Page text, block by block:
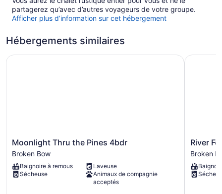
partagerez qu’avec d’autres voyageurs de votre groupe.
Afficher plus d’information sur cet hébergement
Hébergements similaires
Moonlight
Thru
the
Pines
4bdr
Moonlight Thru the Pines 4bdr
Broken Bow
Baignoire à remous
Laveuse
Sécheuse
Animaux de compagnie
acceptés
Moonlight Thru the Pines 4bdr
River
Fork
Retreat,
Stay
for
River
Broken
River